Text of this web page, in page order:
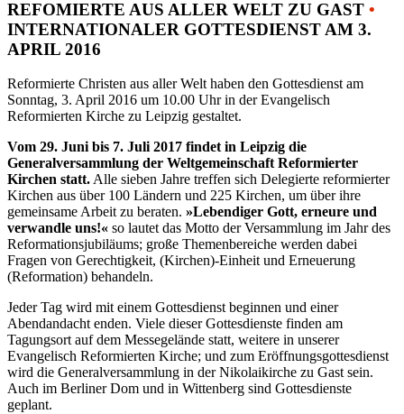
REFOMIERTE AUS ALLER WELT ZU GAST •
INTERNATIONALER GOTTESDIENST AM 3.
APRIL 2016
Reformierte Christen aus aller Welt haben den Gottesdienst am
Sonntag, 3. April 2016 um 10.00 Uhr in der Evangelisch
Reformierten Kirche zu Leipzig gestaltet.
Vom 29. Juni bis 7. Juli 2017 findet in Leipzig die
Generalversammlung der Weltgemeinschaft Reformierter
Kirchen statt.Alle sieben Jahre treffen sich Delegierte reformierter
Kirchen aus über 100 Ländern und 225 Kirchen, um über ihre
gemeinsame Arbeit zu beraten. »Lebendiger Gott, erneure und
verwandle uns!« so lautet das Motto der Versammlung im Jahr des
Reformationsjubiläums; große Themenbereiche werden dabei
Fragen von Gerechtigkeit, (Kirchen)-Einheit und Erneuerung
(Reformation) behandeln.
Jeder Tag wird mit einem Gottesdienst beginnen und einer
Abendandacht enden. Viele dieser Gottesdienste finden am
Tagungsort auf dem Messegelände statt, weitere in unserer
Evangelisch Reformierten Kirche; und zum Eröffnungsgottesdienst
wird die Generalversammlung in der Nikolaikirche zu Gast sein.
Auch im Berliner Dom und in Wittenberg sind Gottesdienste
geplant.